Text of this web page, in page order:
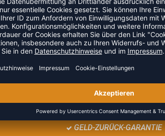
TEAMANFRAGE SENDEN
GELD-ZURÜCK-GARANTIE